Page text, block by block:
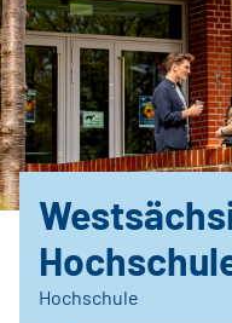
Hochschule